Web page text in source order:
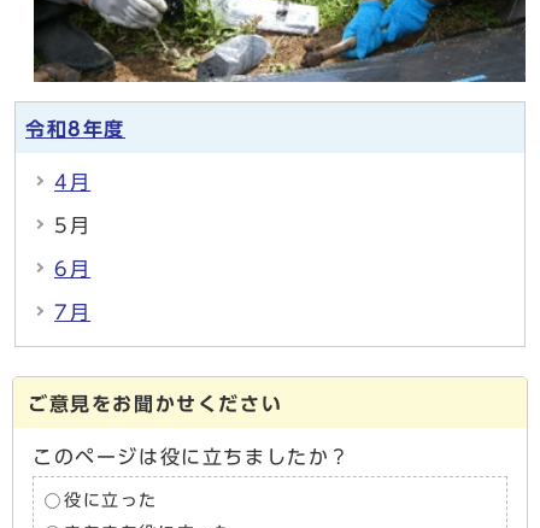
令和8年度
4月
5月
6月
7月
ご意見をお聞かせください
このページは役に立ちましたか？
役に立った